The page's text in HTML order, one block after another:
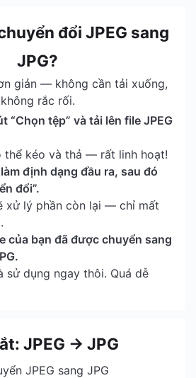
đổi JPEG sang
JPG?
giản — không cần tải xuống,
không rắc rối.
“Chọn tệp” và tải lên file JPEG
thể kéo và thả — rất linh hoạt!
làm định dạng đầu ra, sau đó
đổi”.
xử lý phần còn lại — chỉ mất
của bạn đã được chuyển sang
sử dụng ngay thôi. Quá dễ
JPEG → JPG
JPEG sang JPG